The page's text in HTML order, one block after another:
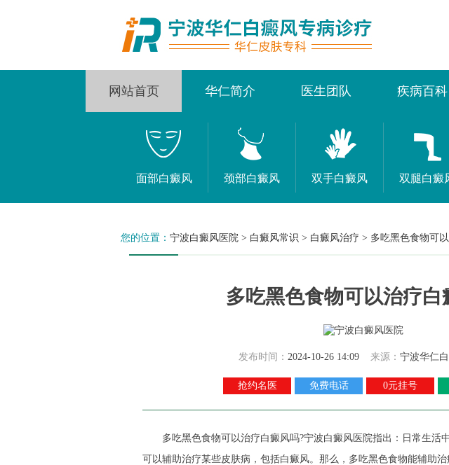
网站首页 华仁简介 医生团队 疾病百科
面部白癜风 颈部白癜风 双手白癜风 双腿白癜
您的位置： 宁波白癜风医院 > 白癜风常识 > 白癜风治疗 > 多吃黑色食物可
多吃黑色食物可以治疗白
发布时间： 2024-10-26 14:09 来源： 宁波华仁
抢约名医 免费电话 0元挂号
多吃黑色食物可以治疗白癜风吗?宁波白癜风医院指出：日常生活
可以辅助治疗某些皮肤病，包括白癜风。那么，多吃黑色食物能辅助治